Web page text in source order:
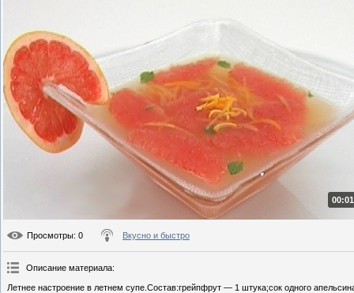
Просмотры: 0 Вкусно и быстро
Описание материала:
Летнее настроение в летнем супе.Состав:грейпфрут — 1 штука;сок одного